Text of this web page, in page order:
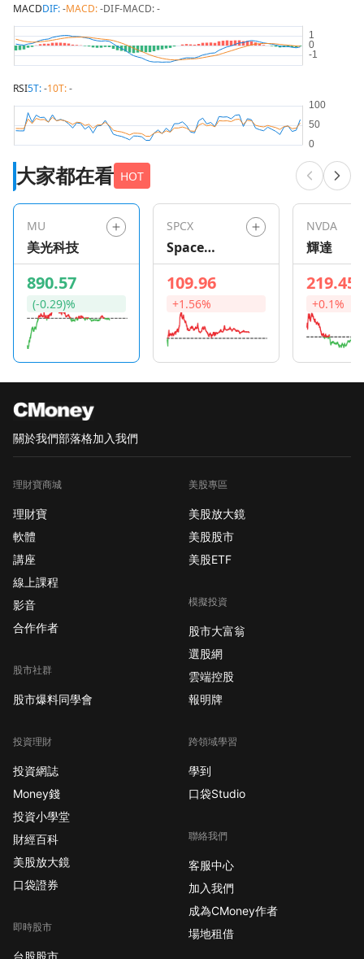
MACDDIF:-MACD:-DIF-MACD:-
RSI5T:-10T:-
大家都在看 HOT
MU
美光科技
890.57
(-0.29)%
SPCX
Space
Exploration
Technologie
s
109.96
+1.56%
NVDA
輝達
219.45
+0.1%
關於我們部落格加入我們
理財寶商城
理財寶
軟體
講座
線上課程
影音
合作作者
股市社群
股市爆料同學會
投資理財
投資網誌
Money錢
投資小學堂
財經百科
美股放大鏡
口袋證券
即時股市
美股專區
美股放大鏡
美股股市
美股ETF
模擬投資
股市大富翁
選股網
雲端控股
報明牌
跨領域學習
學到
口袋Studio
聯絡我們
客服中心
加入我們
成為CMoney作者
場地租借